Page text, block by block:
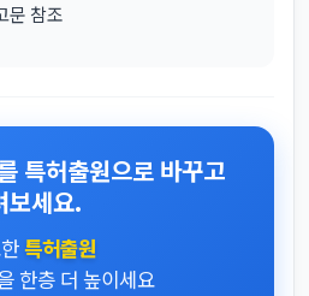
문 참조
특허출원으로 바꾸고
보세요.
특허출원
한층 더 높이세요